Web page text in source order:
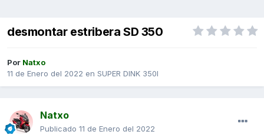
desmontar estribera SD 350
Por Natxo
11 de Enero del 2022 en SUPER DINK 350I
Natxo
Publicado 11 de Enero del 2022